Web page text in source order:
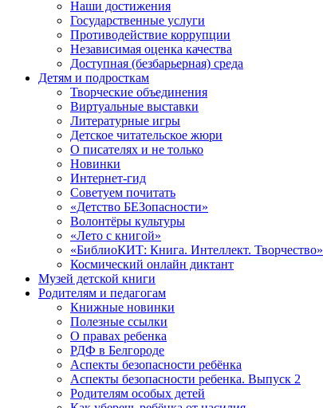
Наши достижения
Государственные услуги
Противодействие коррупции
Независимая оценка качества
Доступная (безбарьерная) среда
Детям и подросткам
Творческие объединения
Виртуальные выставки
Литературные игры
Детское читательское жюри
О писателях и не только
Новинки
Интернет-гид
Советуем почитать
«Детство БЕЗопасности»
Волонтёры культуры
«Лето с книгой»
«БиблиоКИТ: Книга. Интеллект. Творчество»
Космический онлайн диктант
Музей детской книги
Родителям и педагогам
Книжные новинки
Полезные ссылки
О правах ребенка
РДФ в Белгороде
Аспекты безопасности ребёнка
Аспекты безопасности ребенка. Выпуск 2
Родителям особых детей